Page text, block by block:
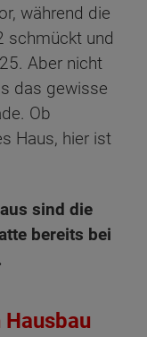
während die
schmückt und
Aber nicht
das gewisse
Ob
Haus, hier ist
sind die
bereits bei